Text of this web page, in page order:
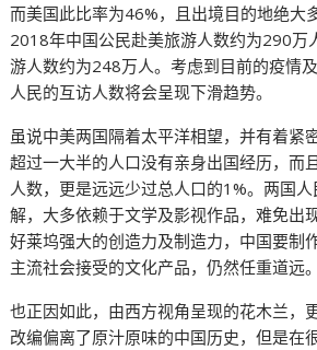
而美国此比率为46%，且出境目的地绝大
2018年中国公民赴美旅游人数约为290万
游人数约为248万人。考虑到目前的疫情
人民的互访人数将会呈现下滑趋势。
虽说中美两国隔着太平洋相望，并有着紧
超过一大半的人口没有亲身出国经历，而
人数，更是远远少过总人口的1%。两国
解，大多依赖于文学及影视作品，难免出
好莱坞强大的创造力及制造力，中国要制
主流社会接受的文化产品，仍然任重道远。
也正因如此，由西方视角呈现的花木兰，
改编偏离了原汁原味的中国历史，但是在